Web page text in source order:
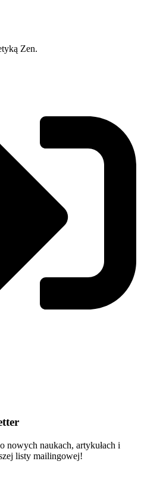
Zen.
nowych naukach, artykułach i
listy mailingowej!